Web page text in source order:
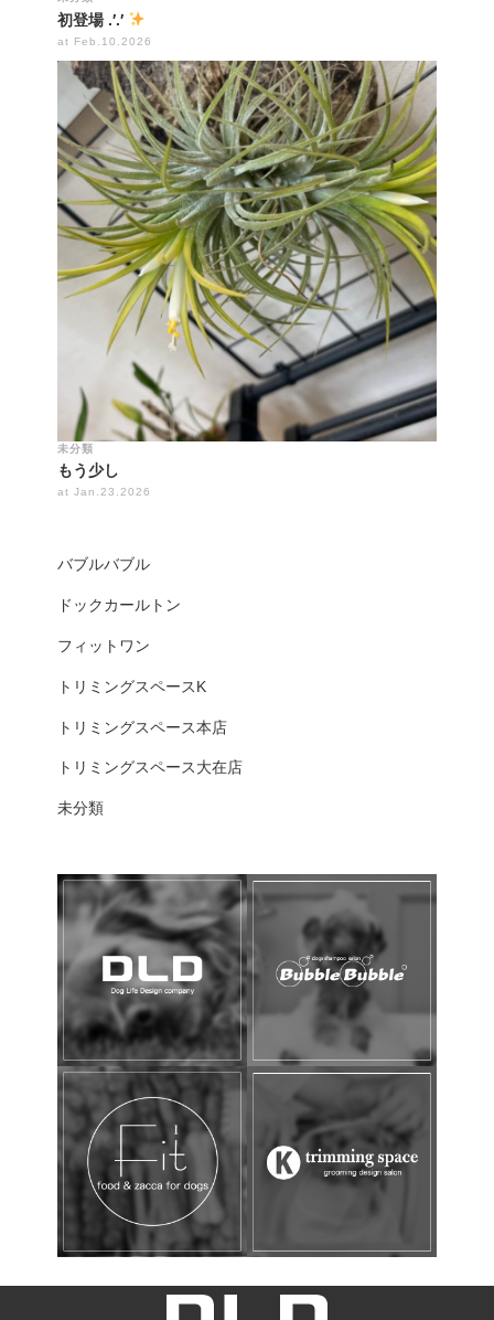
バブルバブル
ドックカールトン
フィットワン
トリミングスペースK
トリミングスペース本店
トリミングスペース大在店
未分類
初登場 .′.′
at Feb.10.2026
未分類
もう少し
at Jan.23.2026